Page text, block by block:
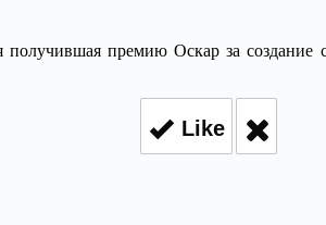
премию Оскар за создание
Like